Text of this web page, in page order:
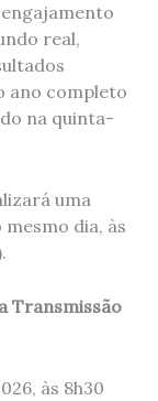
real,
ano completo
na quinta-
uma
dia, às
Transmissão
às 8h30